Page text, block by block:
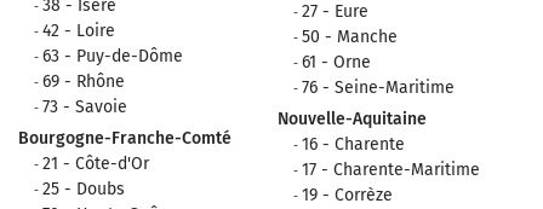
38 - Isère
42 - Loire
63 - Puy-de-Dôme
69 - Rhône
73 - Savoie
Bourgogne-Franche-Comté
21 - Côte-d'Or
25 - Doubs
27 - Eure
50 - Manche
61 - Orne
76 - Seine-Maritime
Nouvelle-Aquitaine
16 - Charente
17 - Charente-Maritime
19 - Corrèze